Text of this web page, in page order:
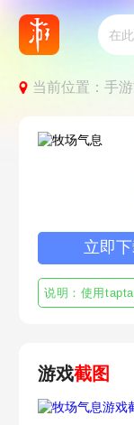
当前位置：手
立即
说明：使用
游戏截图